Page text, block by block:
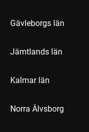
Gävleborgs län
Jämtlands län
Kalmar län
Norra Älvsborg